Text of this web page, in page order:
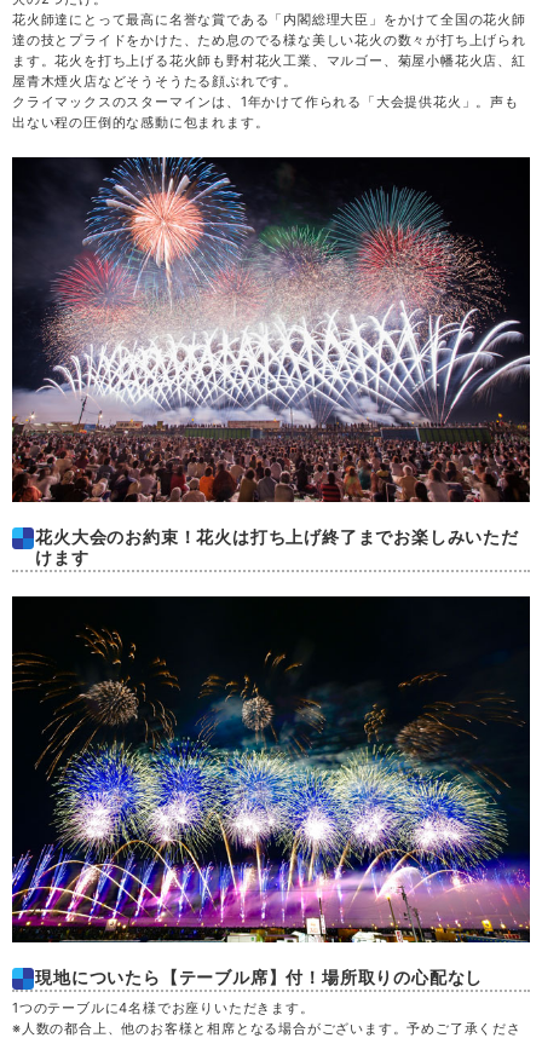
木 20
金 21
23
月 24
火 25
水 26
木 27
金 28
日 30
月 31
花火師達にとって最高に名誉な賞である「内閣総理大臣」をかけて全国の花火師
達の技とプライドをかけた、ため息のでる様な美しい花火の数々が打ち上げられ
ます。花火を打ち上げる花火師も野村花火工業、マルゴー、菊屋小幡花火店、紅
屋青木煙火店などそうそうたる顔ぶれです。
クライマックスのスターマインは、1年かけて作られる「大会提供花火」。声も
出ない程の圧倒的な感動に包まれます。
花火大会のお約束！花火は打ち上げ終了までお楽しみいただ
けます
現地についたら【テーブル席】付！場所取りの心配なし
1つのテーブルに4名様でお座りいただきます。
※人数の都合上、他のお客様と相席となる場合がございます。予めご了承くださ